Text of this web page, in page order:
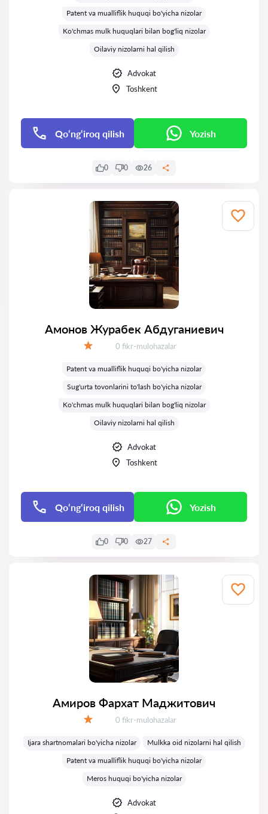
Patent va mualliflik huquqi bo'yicha nizolar
Ko'chmas mulk huquqlari bilan bog'liq nizolar
Oilaviy nizolarni hal qilish
Advokat
Toshkent
Qo‘ng‘iroq qilish Yozish
0 0 26
Амонов Журабек Абдуганиевич
Fikrlar:
0 fikr-mulohazalar
Patent va mualliflik huquqi bo'yicha nizolar
Sug'urta tovonlarini to'lash bo'yicha nizolar
Ko'chmas mulk huquqlari bilan bog'liq nizolar
Oilaviy nizolarni hal qilish
Advokat
Toshkent
Qo‘ng‘iroq qilish Yozish
0 0 27
Амиров Фархат Маджитович
Fikrlar:
0 fikr-mulohazalar
Ijara shartnomalari bo'yicha nizolar
Mulkka oid nizolarni hal qilish
Patent va mualliflik huquqi bo'yicha nizolar
Meros huquqi bo'yicha nizolar
Advokat